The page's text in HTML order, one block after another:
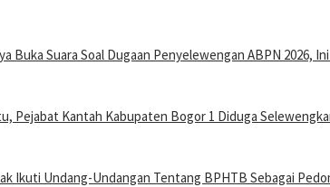
Buka Suara Soal Dugaan Penyelewengan ABPN 2026,
Pejabat Kantah Kabupaten Bogor 1 Diduga
Ikuti Undang-Undangan Tentang BPHTB Sebagai